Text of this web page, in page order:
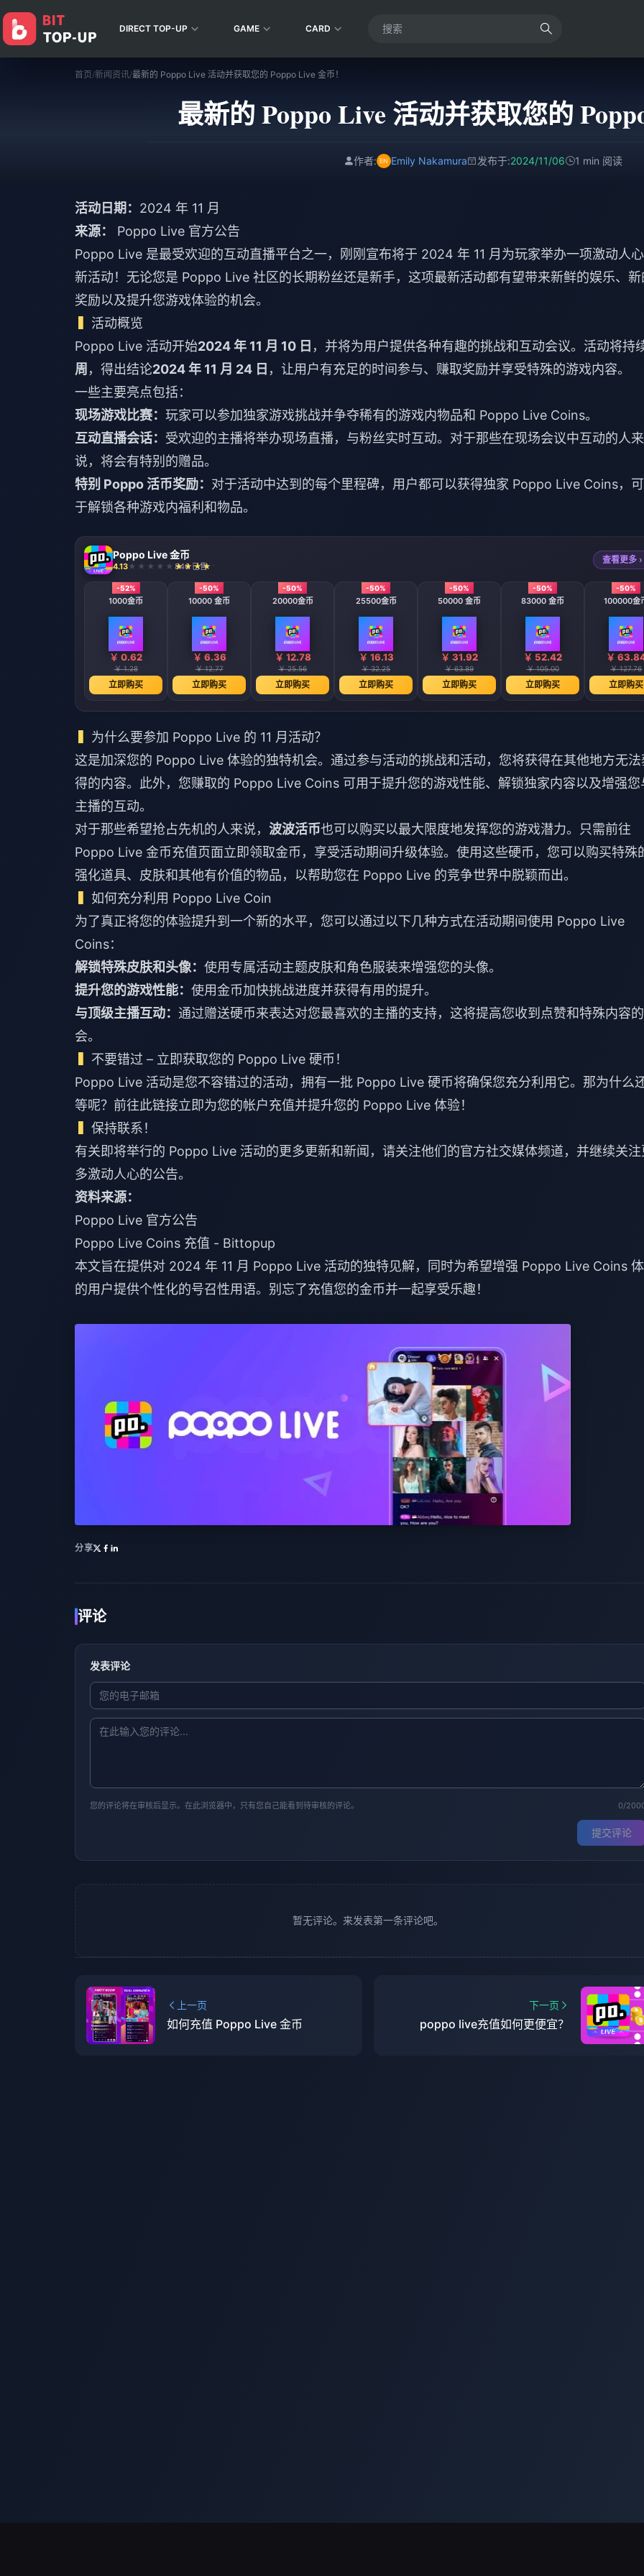
DIRECT TOP-UP GAME CARD
首页/新闻资讯/最新的 Poppo Live 活动并获取您的 Poppo Live 金币！
最新的 Poppo Live 活动并获取您的
作者: Emily Nakamura 发布于:2024/11/06 1 min 阅读
活动日期： 2024 年 11 月
来源：
Poppo Live 官方公告
Poppo Live 是最受欢迎的互动直播平台之一，刚刚宣布将于 2024 年 11 月为玩家举办一项激动人
新活动！无论您是 Poppo Live 社区的长期粉丝还是新手，这项最新活动都有望带来新鲜的娱乐、新
奖励以及提升您游戏体验的机会。
活动概览
Poppo Live 活动开始2024 年 11 月 10 日 ，并将为用户提供各种有趣的挑战和互动会议。活动将持
周 ，得出结论2024 年 11 月 24 日 ，让用户有充足的时间参与、赚取奖励并享受特殊的游戏内容。
一些主要亮点包括：
现场游戏比赛： 玩家可以参加独家游戏挑战并争夺稀有的游戏内物品和 Poppo Live Coins。
互动直播会话： 受欢迎的主播将举办现场直播，与粉丝实时互动。对于那些在现场会议中互动的人来
说，将会有特别的赠品。
特别 Poppo 活币奖励： 对于活动中达到的每个里程碑，用户都可以获得独家 Poppo Live Coins，
于解锁各种游戏内福利和物品。
Poppo Live 金币
4.13 846 已售
查看更多 ›
-52%
1000金币
￥ 0.62
￥ 1.28
立即购买
-50%
10000 金币
￥ 6.36
￥ 12.77
立即购买
-50%
20000金币
￥ 12.78
￥ 25.56
立即购买
-50%
25500金币
￥ 16.13
￥ 32.25
立即购买
-50%
50000 金币
￥ 31.92
￥ 63.89
立即购买
-50%
83000 金币
￥ 52.42
￥ 105.00
立即购买
-50%
100000金
￥
￥ 127.76
立即购买
为什么要参加 Poppo Live 的 11 月活动？
这是加深您的 Poppo Live 体验的独特机会。通过参与活动的挑战和活动，您将获得在其他地方无法
得的内容。此外，您赚取的 Poppo Live Coins 可用于提升您的游戏性能、解锁独家内容以及增强您
主播的互动。
对于那些希望抢占先机的人来说， 波波活币也可以购买以最大限度地发挥您的游戏潜力。只需前往
Poppo Live 金币充值页面立即领取金币，享受活动期间升级体验。使用这些硬币，您可以购买特殊
强化道具、皮肤和其他有价值的物品，以帮助您在 Poppo Live 的竞争世界中脱颖而出。
如何充分利用 Poppo Live Coin
为了真正将您的体验提升到一个新的水平，您可以通过以下几种方式在活动期间使用 Poppo Live
Coins：
解锁特殊皮肤和头像： 使用专属活动主题皮肤和角色服装来增强您的头像。
提升您的游戏性能： 使用金币加快挑战进度并获得有用的提升。
与顶级主播互动： 通过赠送硬币来表达对您最喜欢的主播的支持，这将提高您收到点赞和特殊内容
会。
不要错过 – 立即获取您的 Poppo Live 硬币！
Poppo Live 活动是您不容错过的活动，拥有一批 Poppo Live 硬币将确保您充分利用它。那为什么
等呢？前往此链接立即为您的帐户充值并提升您的 Poppo Live 体验！
保持联系！
有关即将举行的 Poppo Live 活动的更多更新和新闻，请关注他们的官方社交媒体频道，并继续关注
多激动人心的公告。
资料来源：
Poppo Live 官方公告
Poppo Live Coins 充值 - Bittopup
本文旨在提供对 2024 年 11 月 Poppo Live 活动的独特见解，同时为希望增强 Poppo Live Coins
的用户提供个性化的号召性用语。别忘了充值您的金币并一起享受乐趣！
分享
评论
发表评论
您的评论将在审核后显示。在此浏览器中，只有您自己能看到待审核的评论。 0/
提交评论
暂无评论。来发表第一条评论吧。
上一页
如何充值 Poppo Live 金币
下一页
poppo live充值如何更便宜？